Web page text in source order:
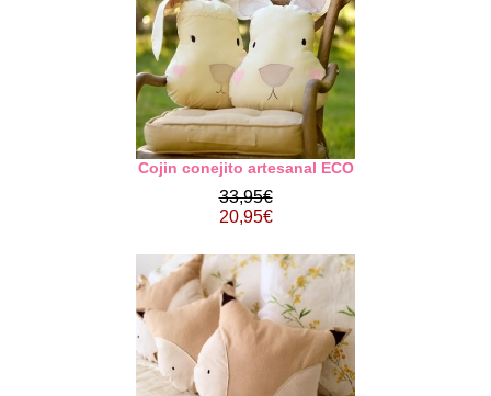
Cojin conejito artesanal ECO
33,95€
20,95€